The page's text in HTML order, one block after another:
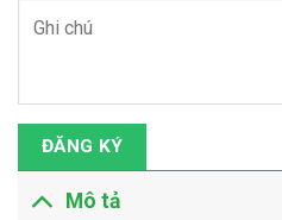
ĐĂNG KÝ
Mô tả